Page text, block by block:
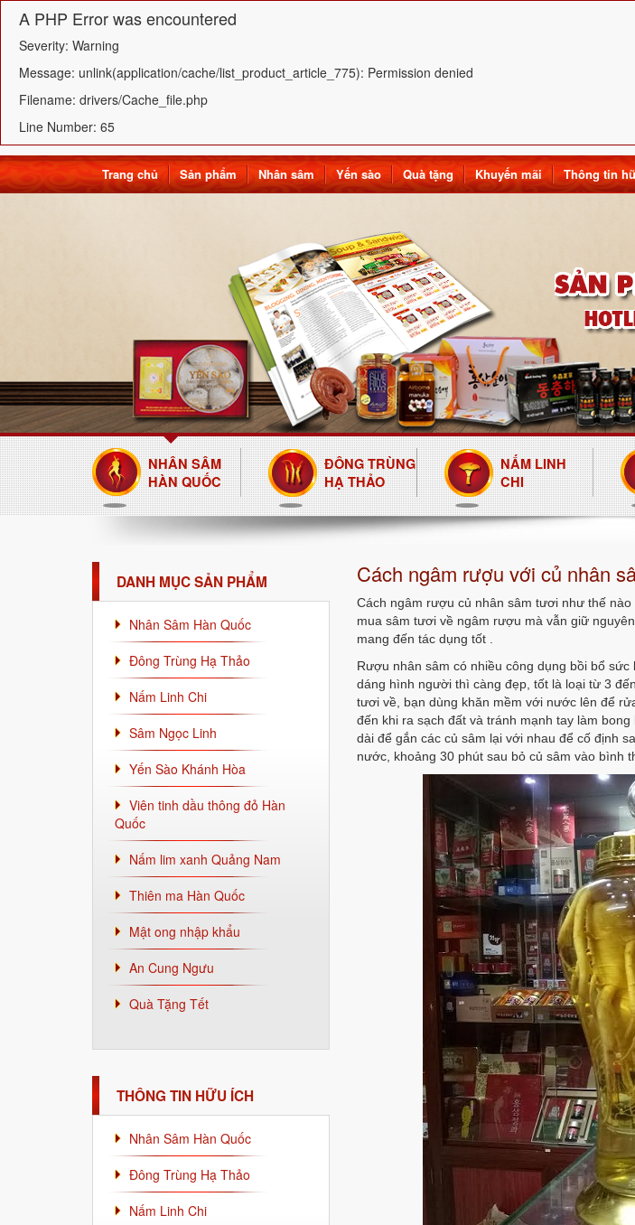
A PHP Error was encountered
Severity: Warning
Message: unlink(application/cache/list_product_article_775): Permission denied
Filename: drivers/Cache_file.php
Line Number: 65
Trang chủ Sản phẩm Nhân sâm Yến sào Quà tặng Khuyến mãi Thông tin
NHÂN SÂM
HÀN QUỐC
ĐÔNG TRÙNG
HẠ THẢO
NẤM LINH
CHI
DANH MỤC SẢN PHẨM
Nhân Sâm Hàn Quốc
Đông Trùng Hạ Thảo
Nấm Linh Chi
Sâm Ngọc Linh
Yến Sào Khánh Hòa
Viên tinh dầu thông đỏ Hàn
Quốc
Nấm lim xanh Quảng Nam
Thiên ma Hàn Quốc
Mật ong nhập khẩu
An Cung Ngưu
Quà Tặng Tết
THÔNG TIN HỮU ÍCH
Nhân Sâm Hàn Quốc
Đông Trùng Hạ Thảo
Nấm Linh Chi
Cách ngâm rượu với củ nhân
Cách ngâm rượu củ nhân sâm tươi như thế
mua sâm tươi về ngâm rượu mà vẫn giữ
mang đến tác dụng tốt .
Rượu nhân sâm có nhiều công dụng bồi bổ
dáng hình người thì càng đẹp, tốt là loại từ 3
tươi về, bạn dùng khăn mềm với nước lên để
đến khi ra sạch đất và tránh mạnh tay làm
dài để gắn các củ sâm lại với nhau để cố định
nước, khoảng 30 phút sau bỏ củ sâm vào bình